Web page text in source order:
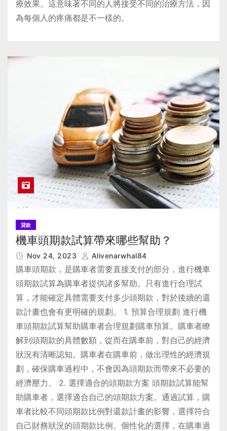
療效果。這意味著不同的人將接受不同的治療方法，因
為每個人的疼痛都是不一樣的。
貸款
機車頭期款試算帶來哪些幫助？
Nov 24, 2023 Alivenarwhal84
購車頭期款，是購車者需要直接支付的部分，進行機車
頭期款試算為購車者提供諸多幫助。只有進行合理試
算，才能確定具體需要支付多少頭期款，對於後續的還
款計畫也會有更明確的規劃。 1. 預算合理規劃 進行機
車頭期款試算幫助購車者合理規劃購車預算。購車者瞭
解到頭期款的具體數額，從而在購車前，對自己的經濟
狀況有清晰認知。購車者在購車前，做出理性的經濟規
劃，確保購車過程中，不會因為頭期款而帶來不必要的
經濟壓力。 2. 選擇適合的頭期款方案 頭期款試算能幫
助購車者，選擇適合自己的頭期款方案。通過試算，購
車者比較不同頭期款比例對還款計畫的影響，選擇符合
自己財務狀況的頭期款比例。個性化的選擇，在購車過